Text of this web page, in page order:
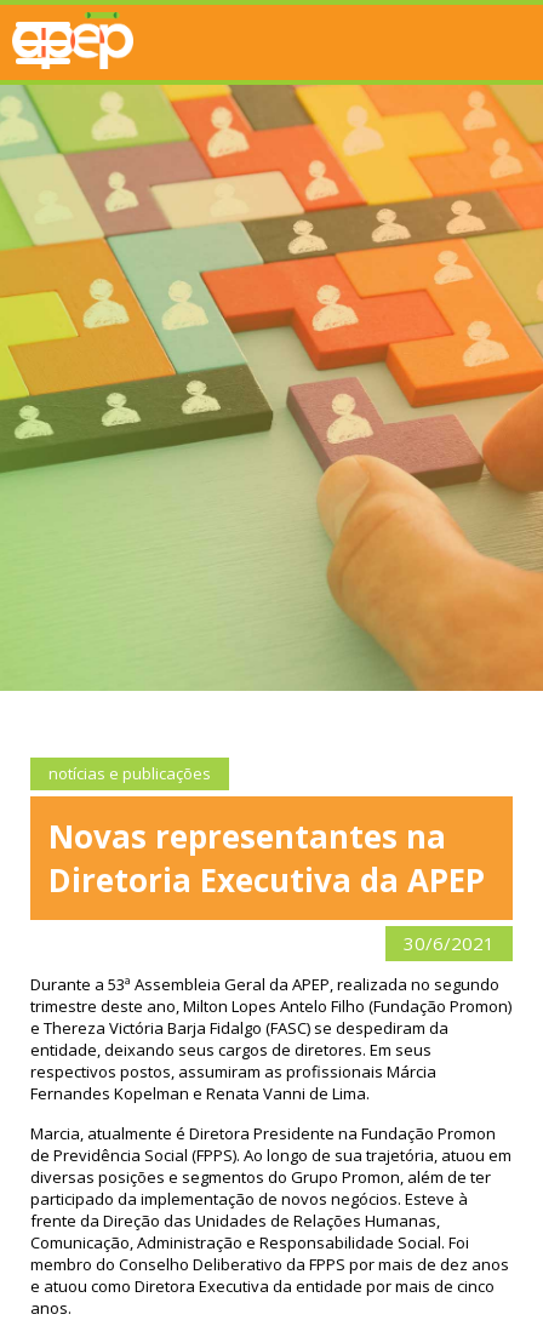
notícias e publicações
Novas representantes na
Diretoria Executiva da APEP
30/6/2021
Durante a 53ª Assembleia Geral da APEP, realizada no segundo
trimestre deste ano, Milton Lopes Antelo Filho (Fundação Promon)
e Thereza Victória Barja Fidalgo (FASC) se despediram da
entidade, deixando seus cargos de diretores. Em seus
respectivos postos, assumiram as profissionais Márcia
Fernandes Kopelman e Renata Vanni de Lima.
Marcia, atualmente é Diretora Presidente na Fundação Promon
de Previdência Social (FPPS). Ao longo de sua trajetória, atuou em
diversas posições e segmentos do Grupo Promon, além de ter
participado da implementação de novos negócios. Esteve à
frente da Direção das Unidades de Relações Humanas,
Comunicação, Administração e Responsabilidade Social. Foi
membro do Conselho Deliberativo da FPPS por mais de dez anos
e atuou como Diretora Executiva da entidade por mais de cinco
anos.